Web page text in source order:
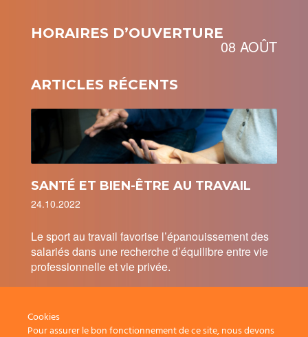
HORAIRES D’OUVERTURE
08 AOÛT
ARTICLES RÉCENTS
SANTÉ ET BIEN-ÊTRE AU TRAVAIL
24.10.2022
Le sport au travail favorise l’épanouissement des
salariés dans une recherche d’équilibre entre vie
professionnelle et vie privée.
Cookies
Pour assurer le bon fonctionnement de ce site, nous devons